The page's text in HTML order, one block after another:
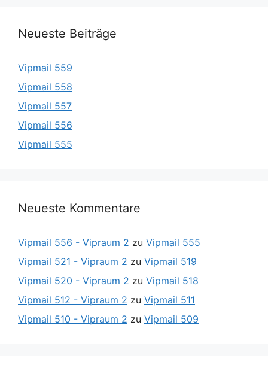
Neueste Beiträge
Vipmail 559
Vipmail 558
Vipmail 557
Vipmail 556
Vipmail 555
Neueste Kommentare
Vipmail 556 - Vipraum 2 zu Vipmail 555
Vipmail 521 - Vipraum 2 zu Vipmail 519
Vipmail 520 - Vipraum 2 zu Vipmail 518
Vipmail 512 - Vipraum 2 zu Vipmail 511
Vipmail 510 - Vipraum 2 zu Vipmail 509